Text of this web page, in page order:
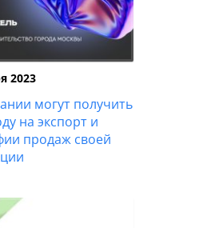
2023
могут получить
на экспорт и
продаж своей